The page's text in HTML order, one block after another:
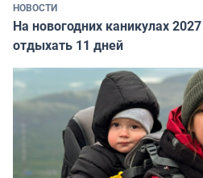
НОВОСТИ
На новогодних каникулах
отдыхать 11 дней